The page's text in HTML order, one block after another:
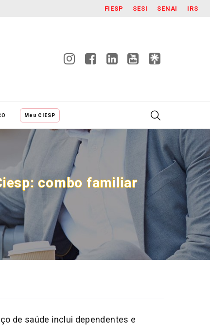
FIESP SESI SENAI IRS
Meu CIESP
combo familiar
de saúde inclui dependentes e